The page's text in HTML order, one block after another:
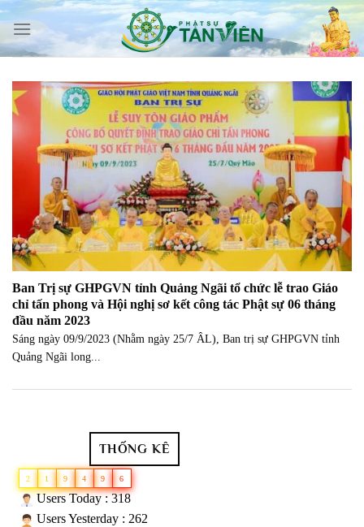
Skip
content
Ban Trị sự GHPGVN tỉnh Quảng Ngãi tổ chức lễ trao Giáo
chỉ tấn phong và Hội nghị sơ kết công tác Phật sự 06 tháng
đầu năm 2023
Sáng ngày 09/9/2023 (Nhằm ngày 25/7 ÂL), Ban trị sự GHPGVN tỉnh
Quảng Ngãi long...
THỐNG KÊ
2 1 9 4 9 6
Users Today : 318
Users Yesterday : 262